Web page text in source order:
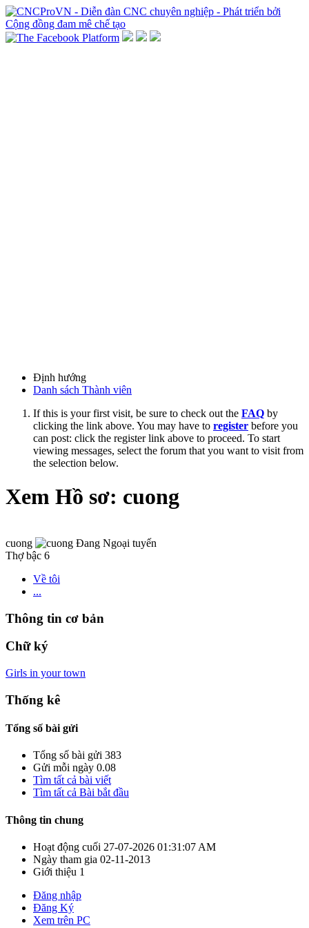
Định hướng
Danh sách Thành viên
If this is your first visit, be sure to check out the FAQ by
clicking the link above. You may have to register before you
can post: click the register link above to proceed. To start
viewing messages, select the forum that you want to visit from
the selection below.
Xem Hồ sơ: cuong
cuong
Thợ bậc 6
Về tôi
...
Thông tin cơ bản
Chữ ký
Girls in your town
Thống kê
Tổng số bài gửi
Tổng số bài gửi 383
Gửi mỗi ngày 0.08
Tìm tất cả bài viết
Tìm tất cả Bài bắt đầu
Thông tin chung
Hoạt động cuối 27-07-2026 01:31:07 AM
Ngày tham gia 02-11-2013
Giới thiệu 1
Đăng nhập
Đăng Ký
Xem trên PC